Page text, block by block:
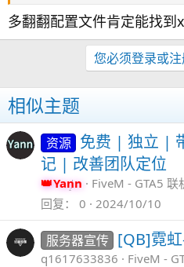
多翻翻配置文件肯定能找到
您必须登录或注
相似主题
资源 免费 | 独立 |
记 | 改善团队定位
Yann
FiveM - GTA5 联
回复
0 2024/10/10
服务器宣传 [QB]霓
q1617633836
FiveM -